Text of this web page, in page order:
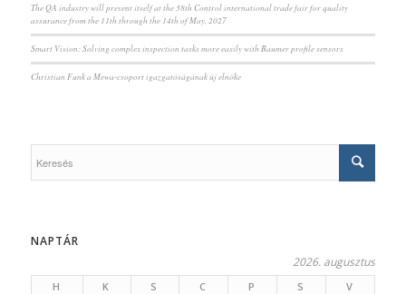
The QA industry will present itself at the 38th Control international trade fair for quality
assurance from the 11th through the 14th of May, 2027
Smart Vision: Solving complex inspection tasks more easily with Baumer profile sensors
Christian Funk a Mewa-csoport igazgatóságának új elnöke
NAPTÁR
2026. augusztus
H K S C P S
V